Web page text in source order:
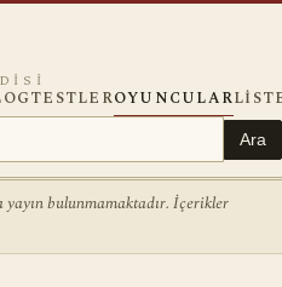
TESTLEROYUNCULAR
Ara
bulunmamaktadır. İçerikler